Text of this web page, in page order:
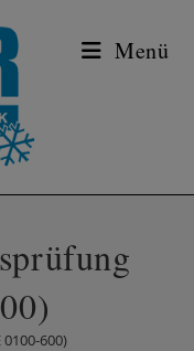
Menü
600)